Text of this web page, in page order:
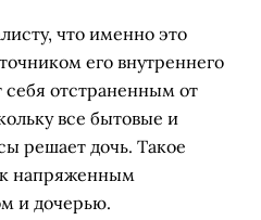
что именно это
его внутреннего
себя отстраненным от
все бытовые и
решает дочь. Такое
напряженным
и дочерью.